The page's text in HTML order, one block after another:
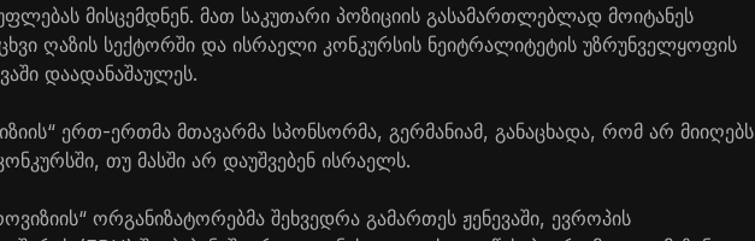
მისცემდნენ. მათ საკუთარი პოზიციის გასამართლებლად მოიტანეს
ღაზის სექტორში და ისრაელი კონკურსის ნეიტრალიტეტის უზრუნველყოფის
დაადანაშაულეს.
ერთ-ერთმა მთავარმა სპონსორმა, გერმანიამ, განაცხადა, რომ არ მიიღებს
თუ მასში არ დაუშვებენ ისრაელს.
ორგანიზატორებმა შეხვედრა გამართეს ჟენევაში, ევროპის